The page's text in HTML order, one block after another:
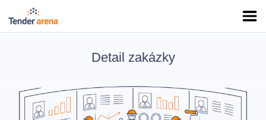
Detail zakázky